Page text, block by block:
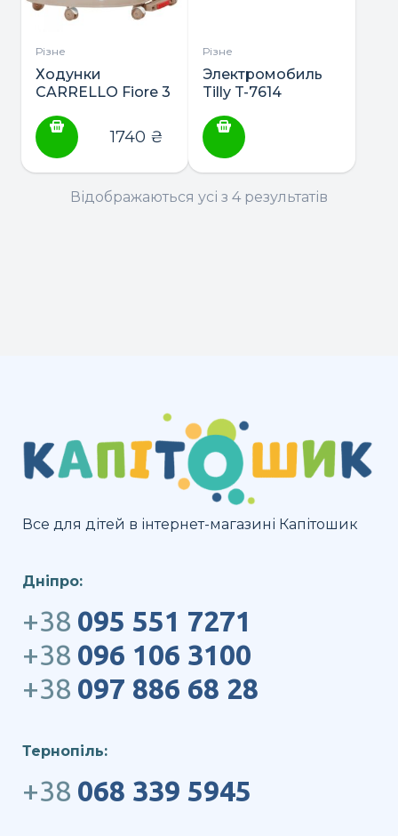
Різне
Ходунки
CARRELLO Fiore 3
качалка, каталка)
1740 ₴
Різне
Электромобиль
Tilly T-7614
Відображаються усі з 4 результатів
Все для дітей в інтернет-магазині Капітошик
Дніпро:
+38 095 551 7271
+38 096 106 3100
+38 097 886 68 28
Тернопіль:
+38 068 339 5945